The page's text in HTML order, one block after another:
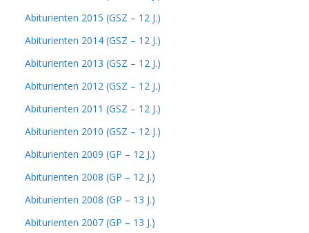
Abiturienten 2015 (GSZ – 12 J.)
Abiturienten 2014 (GSZ – 12 J.)
Abiturienten 2013 (GSZ – 12 J.)
Abiturienten 2012 (GSZ – 12 J.)
Abiturienten 2011 (GSZ – 12 J.)
Abiturienten 2010 (GSZ – 12 J.)
Abiturienten 2009 (GP – 12 J.)
Abiturienten 2008 (GP – 12 J.)
Abiturienten 2008 (GP – 13 J.)
Abiturienten 2007 (GP – 13 J.)